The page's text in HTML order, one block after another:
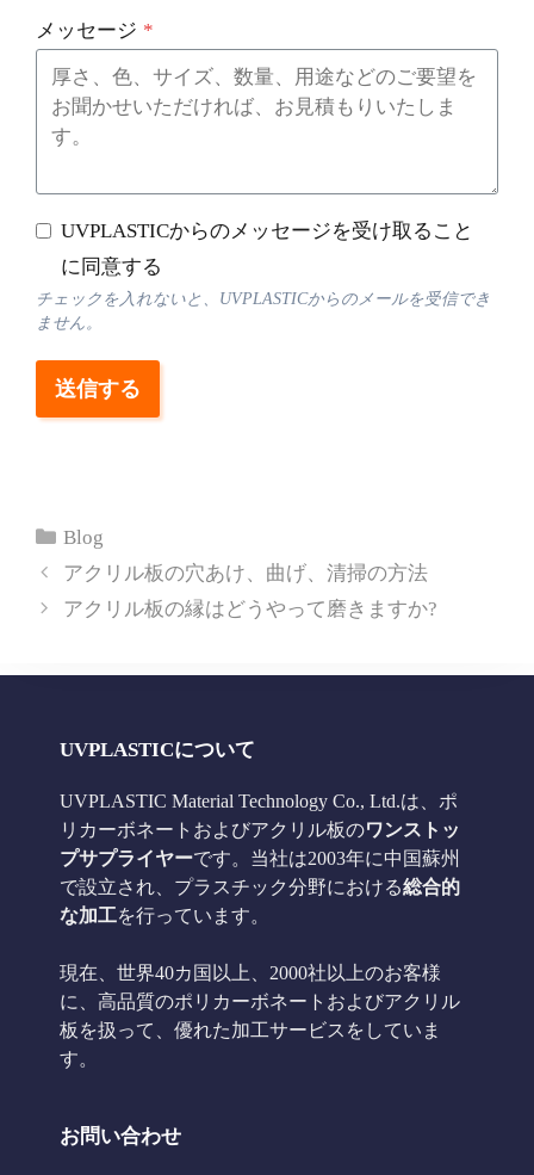
メッセージ *
UVPLASTICからのメッセージを受け取ること
に同意する
チェックを入れないと、UVPLASTICからのメールを受信でき
ません。
送信する
カ
テ
リ
Blog
アクリル板の穴あけ、曲げ、清掃の方法
アクリル板の縁はどうやって磨きますか?
UVPLASTICについて
UVPLASTIC Material Technology Co., Ltd.は、ポ
リカーボネートおよびアクリル板のワンストッ
プサプライヤーです。当社は2003年に中国蘇州
で設立され、プラスチック分野における総合的
な加工を行っています。
現在、世界40カ国以上、2000社以上のお客様
に、高品質のポリカーボネートおよびアクリル
板を扱って、優れた加工サービスをしていま
す。
お問い合わせ